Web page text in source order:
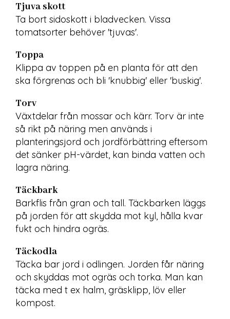
Tjuva skott
Ta bort sidoskott i bladvecken. Vissa
tomatsorter behöver 'tjuvas'.
Toppa
Klippa av toppen på en planta för att den
ska förgrenas och bli 'knubbig' eller 'buskig'.
Torv
Växtdelar från mossar och kärr. Torv är inte
så rikt på näring men används i
planteringsjord och jordförbättring eftersom
det sänker pH-värdet, kan binda vatten och
lagra näring.
Täckbark
Barkflis från gran och tall. Täckbarken läggs
på jorden för att skydda mot kyl, hålla kvar
fukt och hindra ogräs.
Täckodla
Täcka bar jord i odlingen. Jorden får näring
och skyddas mot ogräs och torka. Man kan
täcka med t ex halm, gräsklipp, löv eller
kompost.